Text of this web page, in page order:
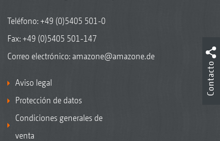
Teléfono:+49 (0)5405 501-0
Fax: +49 (0)5405 501-147
Correo electrónico: amazone@amazone.de
Aviso legal
Protección de datos
Condiciones generales de
venta
Contacto